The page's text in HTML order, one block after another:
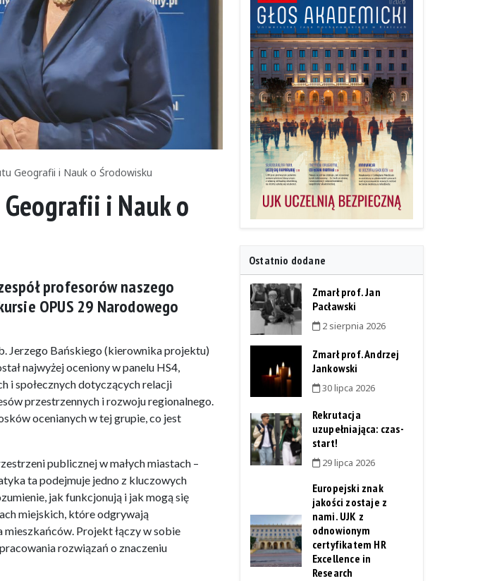
Geografii i Nauk o Środowisku
i Nauk o
profesorów naszego
OPUS 29 Narodowego
Jerzego Bańskiego (kierownika projektu)
najwyżej oceniony w panelu HS4,
i społecznych dotyczących relacji
przestrzennych i rozwoju regionalnego.
ocenianych w tej grupie, co jest
publicznej w małych miastach –
ta podejmuje jedno z kluczowych
jak funkcjonują i jak mogą się
miejskich, które odgrywają
mieszkańców. Projekt łączy w sobie
rozwiązań o znaczeniu
Ostatnio dodane
Zmarł prof. Jan
Pacławski
2 sierpnia 2026
Zmarł prof. Andrzej
Jankowski
30 lipca 2026
Rekrutacja
uzupełniająca: czas-
start!
29 lipca 2026
Europejski znak
jakości zostaje z
nami. UJK z
odnowionym
certyfikatem HR
Excellence in
Research